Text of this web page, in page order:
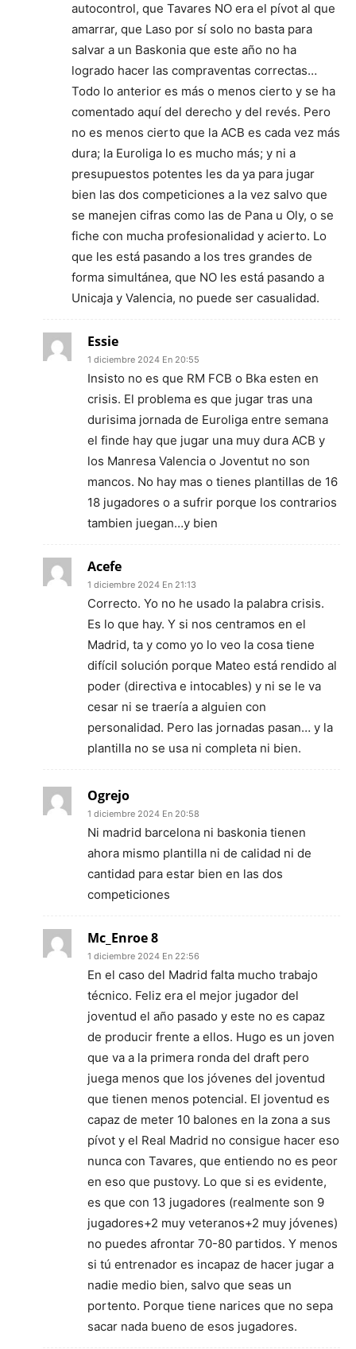
autocontrol, que Tavares NO era el pívot al que
amarrar, que Laso por sí solo no basta para
salvar a un Baskonia que este año no ha
logrado hacer las compraventas correctas…
Todo lo anterior es más o menos cierto y se ha
comentado aquí del derecho y del revés. Pero
no es menos cierto que la ACB es cada vez más
dura; la Euroliga lo es mucho más; y ni a
presupuestos potentes les da ya para jugar
bien las dos competiciones a la vez salvo que
se manejen cifras como las de Pana u Oly, o se
fiche con mucha profesionalidad y acierto. Lo
que les está pasando a los tres grandes de
forma simultánea, que NO les está pasando a
Unicaja y Valencia, no puede ser casualidad.
Essie
1 diciembre 2024 En 20:55
Insisto no es que RM FCB o Bka esten en
crisis. El problema es que jugar tras una
durisima jornada de Euroliga entre semana
el finde hay que jugar una muy dura ACB y
los Manresa Valencia o Joventut no son
mancos. No hay mas o tienes plantillas de 16
18 jugadores o a sufrir porque los contrarios
tambien juegan…y bien
Acefe
1 diciembre 2024 En 21:13
Correcto. Yo no he usado la palabra crisis.
Es lo que hay. Y si nos centramos en el
Madrid, ta y como yo lo veo la cosa tiene
difícil solución porque Mateo está rendido al
poder (directiva e intocables) y ni se le va
cesar ni se traería a alguien con
personalidad. Pero las jornadas pasan… y la
plantilla no se usa ni completa ni bien.
Ogrejo
1 diciembre 2024 En 20:58
Ni madrid barcelona ni baskonia tienen
ahora mismo plantilla ni de calidad ni de
cantidad para estar bien en las dos
competiciones
Mc_Enroe 8
1 diciembre 2024 En 22:56
En el caso del Madrid falta mucho trabajo
técnico. Feliz era el mejor jugador del
joventud el año pasado y este no es capaz
de producir frente a ellos. Hugo es un joven
que va a la primera ronda del draft pero
juega menos que los jóvenes del joventud
que tienen menos potencial. El joventud es
capaz de meter 10 balones en la zona a sus
pívot y el Real Madrid no consigue hacer eso
nunca con Tavares, que entiendo no es peor
en eso que pustovy. Lo que si es evidente,
es que con 13 jugadores (realmente son 9
jugadores+2 muy veteranos+2 muy jóvenes)
no puedes afrontar 70-80 partidos. Y menos
si tú entrenador es incapaz de hacer jugar a
nadie medio bien, salvo que seas un
portento. Porque tiene narices que no sepa
sacar nada bueno de esos jugadores.